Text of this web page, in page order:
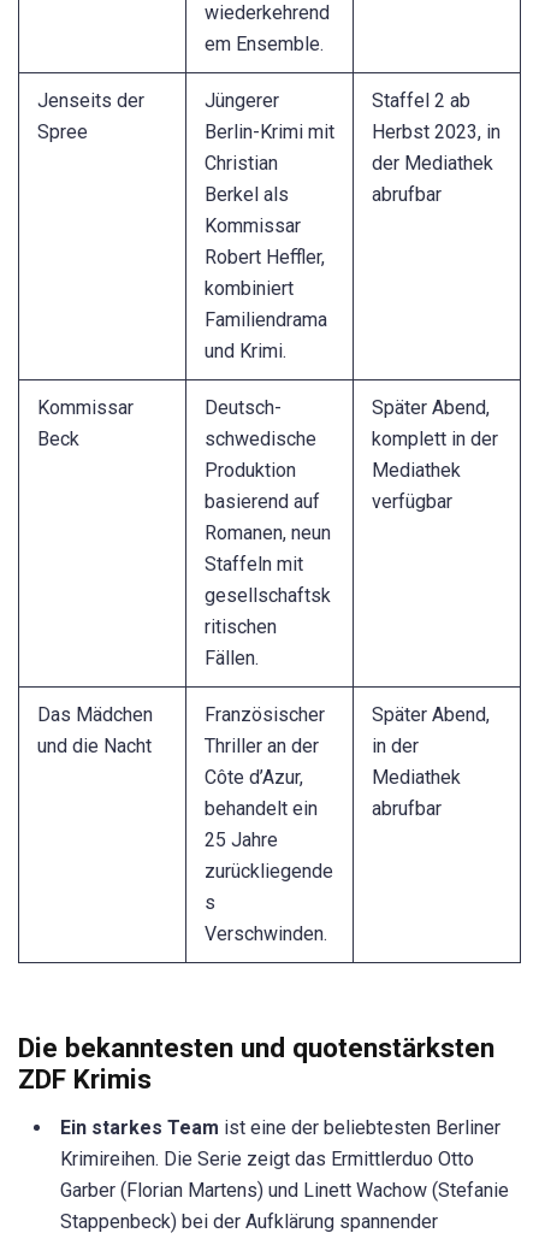
wiederkehrend
em Ensemble.
Jenseits der
Spree
Jüngerer
Berlin-Krimi mit
Christian
Berkel als
Kommissar
Robert Heffler,
kombiniert
Familiendrama
und Krimi.
Staffel 2 ab
Herbst 2023, in
der Mediathek
abrufbar
Kommissar
Beck
Deutsch-
schwedische
Produktion
basierend auf
Romanen, neun
Staffeln mit
gesellschaftsk
ritischen
Fällen.
Später Abend,
komplett in der
Mediathek
verfügbar
Das Mädchen
und die Nacht
Französischer
Thriller an der
Côte d’Azur,
behandelt ein
25 Jahre
zurückliegende
s
Verschwinden.
Später Abend,
in der
Mediathek
abrufbar
Die bekanntesten und quotenstärksten
ZDF Krimis
Ein starkes Team ist eine der beliebtesten Berliner
Krimireihen. Die Serie zeigt das Ermittlerduo Otto
Garber (Florian Martens) und Linett Wachow (Stefanie
Stappenbeck) bei der Aufklärung spannender